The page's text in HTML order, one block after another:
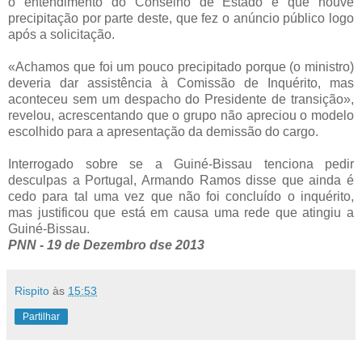
precipitação por parte deste, que fez o anúncio público logo
após a solicitação.
«Achamos que foi um pouco precipitado porque (o ministro)
deveria dar assistência à Comissão de Inquérito, mas
aconteceu sem um despacho do Presidente de transição»,
revelou, acrescentando que o grupo não apreciou o modelo
escolhido para a apresentação da demissão do cargo.
Interrogado sobre se a Guiné-Bissau tenciona pedir
desculpas a Portugal, Armando Ramos disse que ainda é
cedo para tal uma vez que não foi concluído o inquérito,
mas justificou que está em causa uma rede que atingiu a
Guiné-Bissau.
PNN - 19 de Dezembro dse 2013
Rispito às 15:53
Partilhar